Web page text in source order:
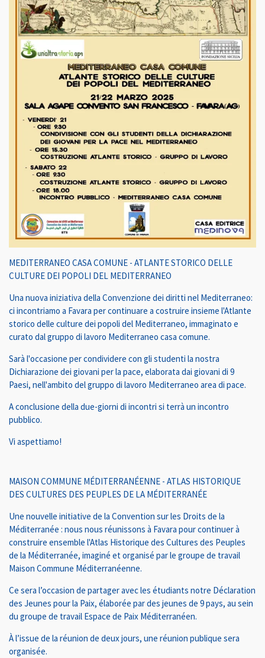
MEDITERRANEO CASA COMUNE - ATLANTE STORICO DELLE
CULTURE DEI POPOLI DEL MEDITERRANEO
Una nuova iniziativa della Convenzione dei diritti nel Mediterraneo:
ci incontriamo a Favara per continuare a costruire insieme l'Atlante
storico delle culture dei popoli del Mediterraneo, immaginato e
curato dal gruppo di lavoro Mediterraneo casa comune.
Sarà l'occasione per condividere con gli studenti la nostra
Dichiarazione dei giovani per la pace, elaborata dai giovani di 9
Paesi, nell'ambito del gruppo di lavoro Mediterraneo area di pace.
A conclusione della due-giorni di incontri si terrà un incontro
pubblico.
Vi aspettiamo!
MAISON COMMUNE MÉDITERRANÉENNE - ATLAS HISTORIQUE
DES CULTURES DES PEUPLES DE LA MÉDITERRANÉE
Une nouvelle initiative de la Convention sur les Droits de la
Méditerranée : nous nous réunissons à Favara pour continuer à
construire ensemble l'Atlas Historique des Cultures des Peuples
de la Méditerranée, imaginé et organisé par le groupe de travail
Maison Commune Méditerranéenne.
Ce sera l’occasion de partager avec les étudiants notre Déclaration
des Jeunes pour la Paix, élaborée par des jeunes de 9 pays, au sein
du groupe de travail Espace de Paix Méditerranéen.
À l’issue de la réunion de deux jours, une réunion publique sera
organisée.